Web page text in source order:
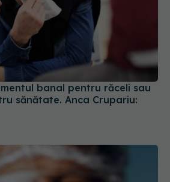
sănătate. Anca Crupariu: